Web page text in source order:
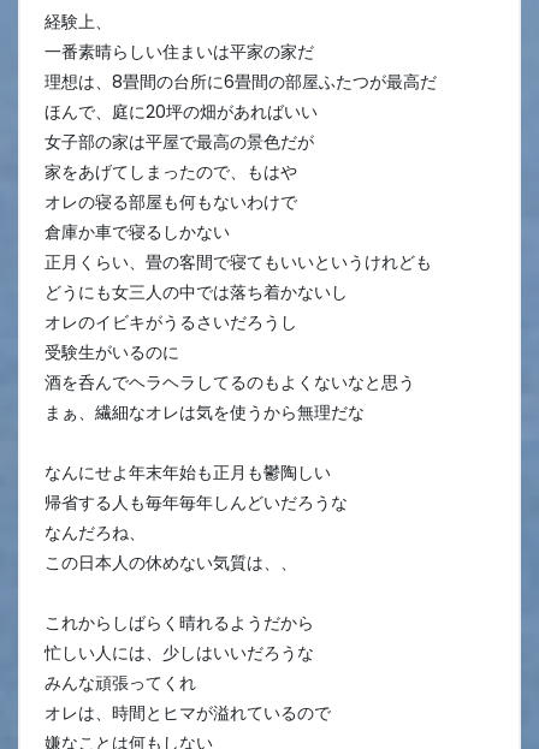
経験上、
一番素晴らしい住まいは平家の家だ
理想は、8畳間の台所に6畳間の部屋ふたつが最高だ
ほんで、庭に20坪の畑があればいい
女子部の家は平屋で最高の景色だが
家をあげてしまったので、もはや
オレの寝る部屋も何もないわけで
倉庫か車で寝るしかない
正月くらい、畳の客間で寝てもいいというけれども
どうにも女三人の中では落ち着かないし
オレのイビキがうるさいだろうし
受験生がいるのに
酒を呑んでヘラヘラしてるのもよくないなと思う
まぁ、繊細なオレは気を使うから無理だな
なんにせよ年末年始も正月も鬱陶しい
帰省する人も毎年毎年しんどいだろうな
なんだろね、
この日本人の休めない気質は、、
これからしばらく晴れるようだから
忙しい人には、少しはいいだろうな
みんな頑張ってくれ
オレは、時間とヒマが溢れているので
嫌なことは何もしない